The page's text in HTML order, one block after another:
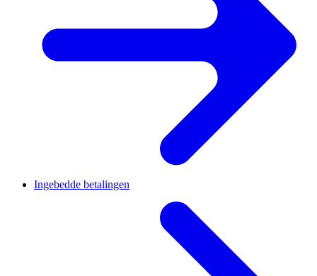
Ingebedde betalingen